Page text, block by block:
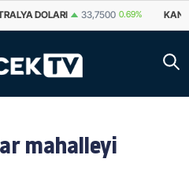
DOLARI 33,7500 0.69%
mahalleyi